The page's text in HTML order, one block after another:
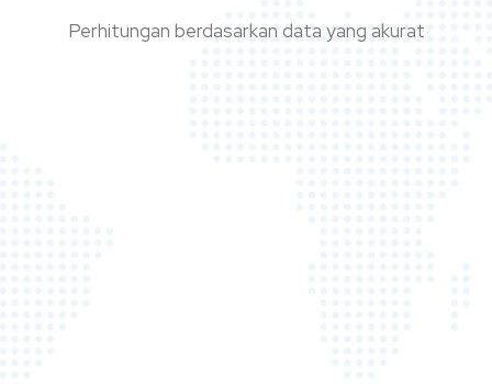
Perhitungan berdasarkan data yang akurat